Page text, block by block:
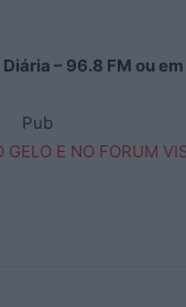
– 96.8 FM ou em
Pub